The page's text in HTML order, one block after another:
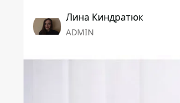
Лина Киндратюк
ADMIN